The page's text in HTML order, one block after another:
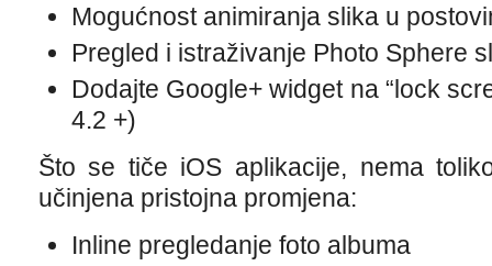
Mogućnost animiranja slika u
Pregled i istraživanje Photo Sphere
Dodajte Google+ widget na “lock
4.2 +)
Što se tiče iOS aplikacije, nema
učinjena pristojna promjena:
Inline pregledanje foto albuma